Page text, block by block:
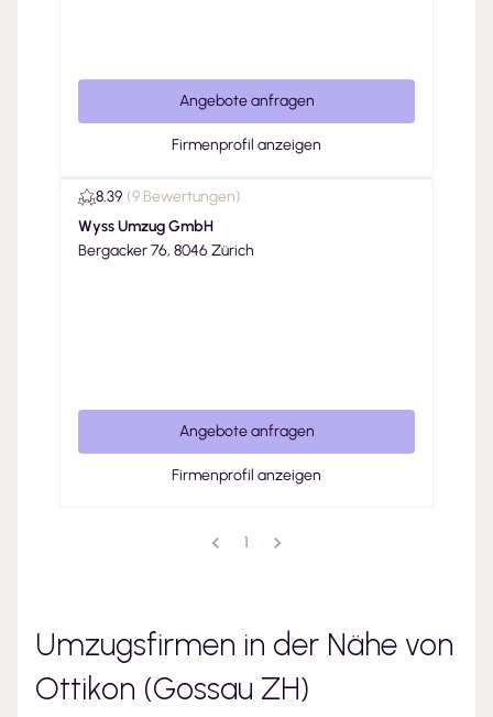
Angebote anfragen
Firmenprofil anzeigen
8.39 (9 Bewertungen)
Wyss Umzug GmbH
Bergacker 76, 8046 Zürich
Angebote anfragen
Firmenprofil anzeigen
1
Umzugsfirmen in der Nähe von
Ottikon (Gossau ZH)